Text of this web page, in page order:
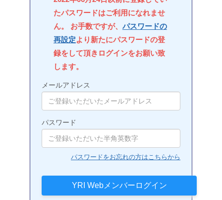
たパスワードはご利用になれませ
ん。 お手数ですが、 パスワードの
再設定より新たにパスワードの登
録をして頂きログインをお願い致
します。
メールアドレス
パスワード
パスワードをお忘れの方はこちらから